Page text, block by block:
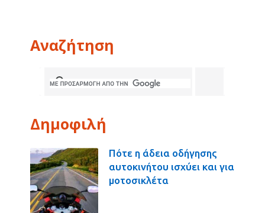
Αναζήτηση
Δημοφιλή
Πότε η άδεια οδήγησης
αυτοκινήτου ισχύει και για
μοτοσικλέτα